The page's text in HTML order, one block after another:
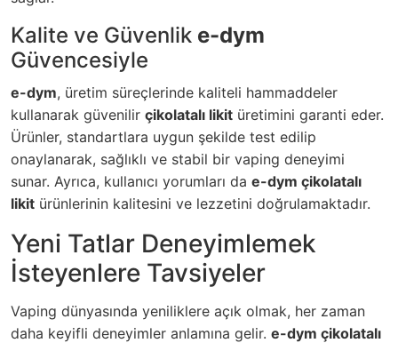
Kalite ve Güvenlik e-dym
Güvencesiyle
e-dym, üretim süreçlerinde kaliteli hammaddeler
kullanarak güvenilir çikolatalı likit üretimini garanti eder.
Ürünler, standartlara uygun şekilde test edilip
onaylanarak, sağlıklı ve stabil bir vaping deneyimi
sunar. Ayrıca, kullanıcı yorumları da e-dym çikolatalı
likit ürünlerinin kalitesini ve lezzetini doğrulamaktadır.
Yeni Tatlar Deneyimlemek
İsteyenlere Tavsiyeler
Vaping dünyasında yeniliklere açık olmak, her zaman
daha keyifli deneyimler anlamına gelir. e-dym çikolatalı